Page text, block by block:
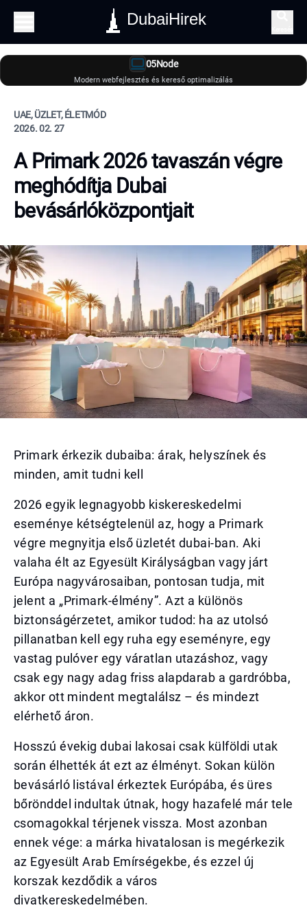
DubaiHirek
05Node
Modern webfejlesztés és kereső optimalizálás
UAE, ÜZLET, ÉLETMÓD
2026. 02. 27
A Primark 2026 tavaszán végre
meghódítja Dubai
bevásárlóközpontjait
Primark érkezik dubaiba: árak, helyszínek és
minden, amit tudni kell
2026 egyik legnagyobb kiskereskedelmi
eseménye kétségtelenül az, hogy a Primark
végre megnyitja első üzletét dubai-ban. Aki
valaha élt az Egyesült Királyságban vagy járt
Európa nagyvárosaiban, pontosan tudja, mit
jelent a „Primark-élmény”. Azt a különös
biztonságérzetet, amikor tudod: ha az utolsó
pillanatban kell egy ruha egy eseményre, egy
vastag pulóver egy váratlan utazáshoz, vagy
csak egy nagy adag friss alapdarab a gardróbba,
akkor ott mindent megtalálsz – és mindezt
elérhető áron.
Hosszú évekig dubai lakosai csak külföldi utak
során élhették át ezt az élményt. Sokan külön
bevásárló listával érkeztek Európába, és üres
bőrönddel indultak útnak, hogy hazafelé már tele
csomagokkal térjenek vissza. Most azonban
ennek vége: a márka hivatalosan is megérkezik
az Egyesült Arab Emírségekbe, és ezzel új
korszak kezdődik a város
divatkereskedelmében.